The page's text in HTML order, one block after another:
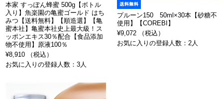
本家 すっぽん蜂蜜 500g【ボトル
入り】魚楽園の亀蜜ゴールド はち
みつ【送料無料】【順造選】【亀
蜜本社】亀蜜本社史上最大級！ス
ッポンエキス30％配合【食品添加
物不使用】原液100％
¥8,910 （税込）
お気に入りの登録人数：3人
プルーン150 50ml×30本【砂糖不
使用】【COREBI】
¥9,072 （税込）
お気に入りの登録人数：2人